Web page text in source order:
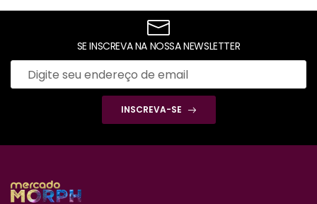
SE INSCREVA NA NOSSA NEWSLETTER
INSCREVA-SE